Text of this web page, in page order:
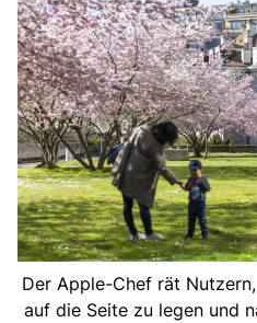
Der Apple-Chef rät
auf die Seite zu legen und